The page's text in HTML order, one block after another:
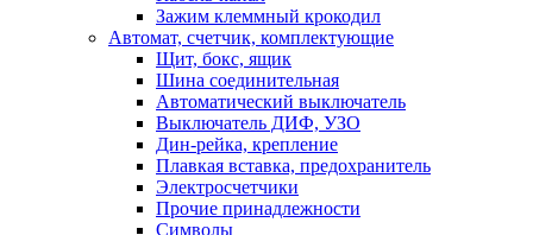
Зажим клеммный крокодил
Автомат, счетчик, комплектующие
Щит, бокс, ящик
Шина соединительная
Автоматический выключатель
Выключатель ДИФ, УЗО
Дин-рейка, крепление
Плавкая вставка, предохранитель
Электросчетчики
Прочие принадлежности
Символы